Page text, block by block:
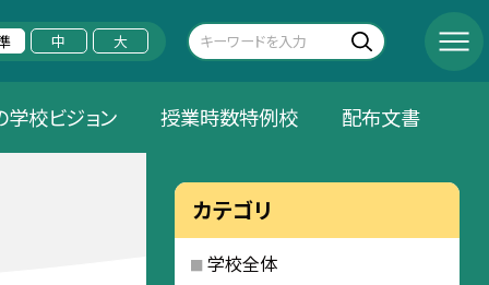
中 大
校ビジョン 授業時数特例校 配布文書
カテゴリ
学校全体